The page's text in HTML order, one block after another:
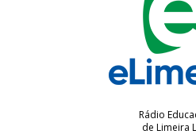
Rádio
de Limeira